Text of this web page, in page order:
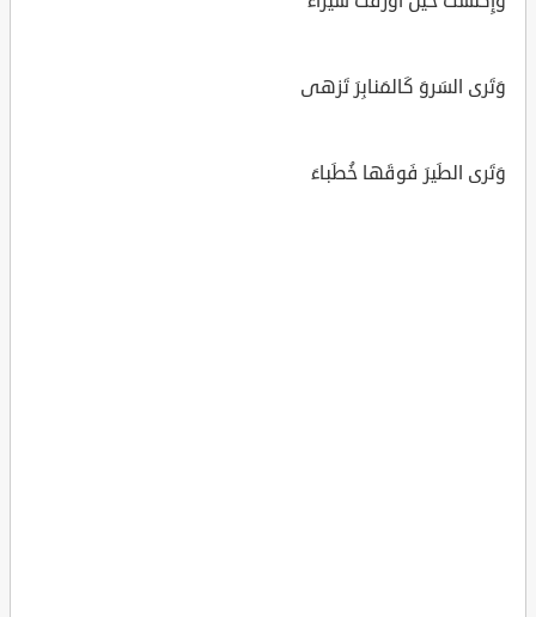
وَتَرى السَروَ كَالمَنابِرَ تَزهى
وَتَرى الطَيرَ فَوقَها خُطَباءَ